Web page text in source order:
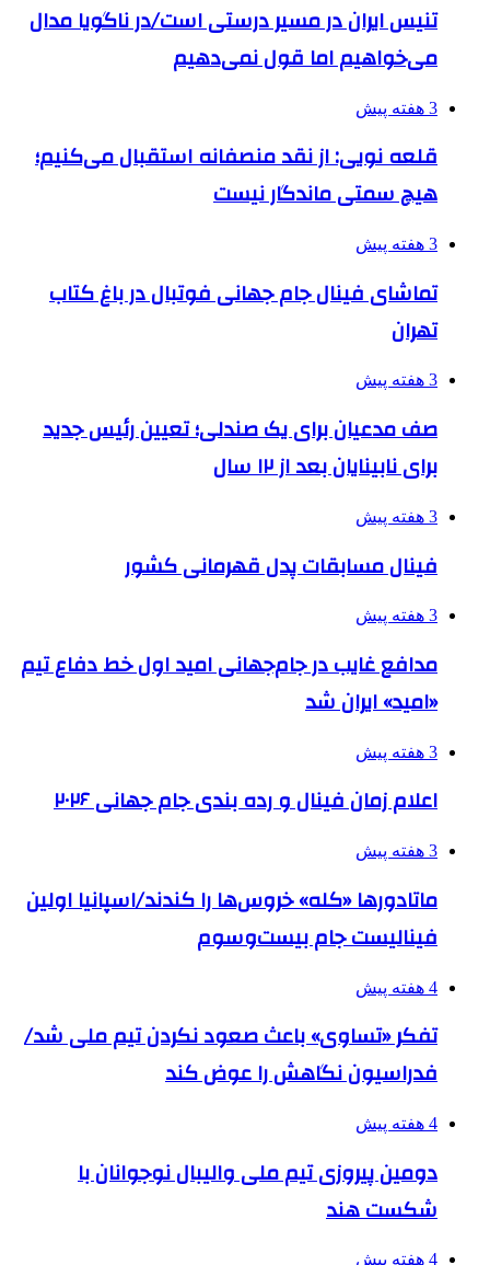
تنیس ایران در مسیر درستی است/در ناگویا مدال
می‌خواهیم اما قول نمی‌دهیم
3 هفته پیش
قلعه نویی: از نقد منصفانه استقبال می‌کنیم؛
هیچ سمتی ماندگار نیست
3 هفته پیش
تماشای فینال جام جهانی فوتبال در باغ کتاب
تهران
3 هفته پیش
صف مدعیان برای یک صندلی؛ تعیین رئیس جدید
برای نابینایان بعد از ۱۲ سال
3 هفته پیش
فینال مسابقات پدل قهرمانی کشور
3 هفته پیش
مدافع غایب در جام‌جهانی امید اول خط دفاع تیم
«امید» ایران شد
3 هفته پیش
اعلام زمان فینال و رده بندی جام جهانی ۲۰۲۶
3 هفته پیش
ماتادورها «کله» خروس‌ها را کندند/اسپانیا اولین
فینالیست جام بیست‌وسوم
4 هفته پیش
تفکر «تساوی» باعث صعود نکردن تیم ملی شد/
فدراسیون نگاهش را عوض کند
4 هفته پیش
دومین پیروزی تیم ملی والیبال نوجوانان با
شکست هند
4 هفته پیش